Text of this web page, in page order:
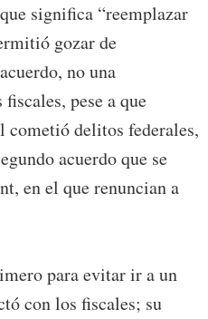
significa “reemplazar
gozar de
no una
pese a que
cometió delitos federales,
acuerdo que se
en el que renuncian a
para evitar ir a un
con los fiscales; su